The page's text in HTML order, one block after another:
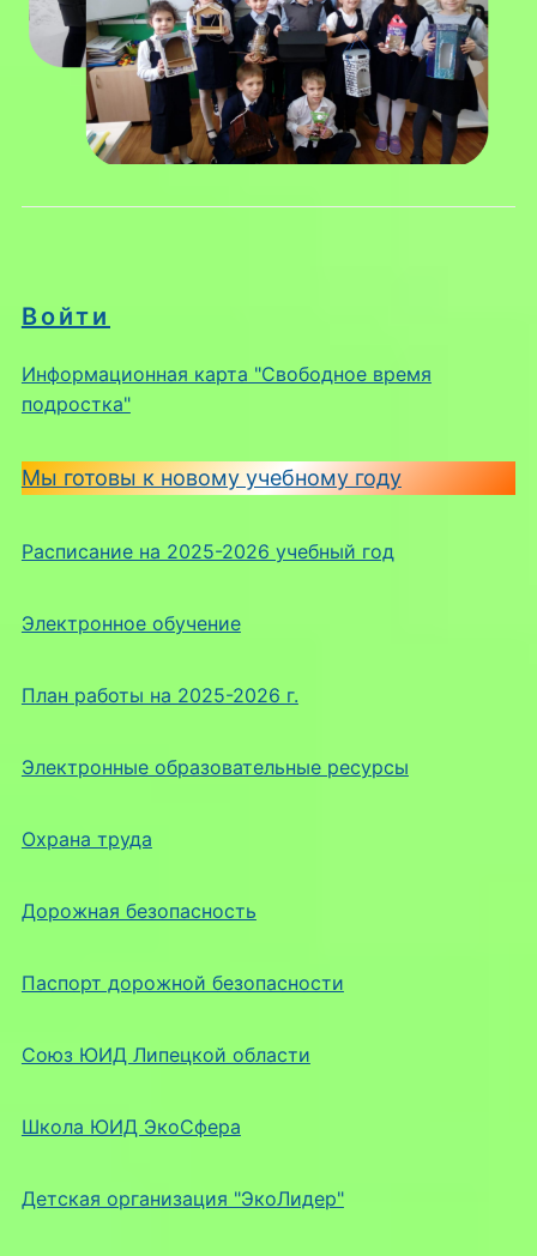
Войти
Информационная карта "Свободное время
подростка"
Мы готовы к новому учебному году
Расписание на 2025-2026 учебный год
Электронное обучение
План работы на 2025-2026 г.
Электронные образовательные ресурсы
Охрана труда
Дорожная безопасность
Паспорт дорожной безопасности
Союз ЮИД Липецкой области
Школа ЮИД ЭкоСфера
Детская организация "ЭкоЛидер"